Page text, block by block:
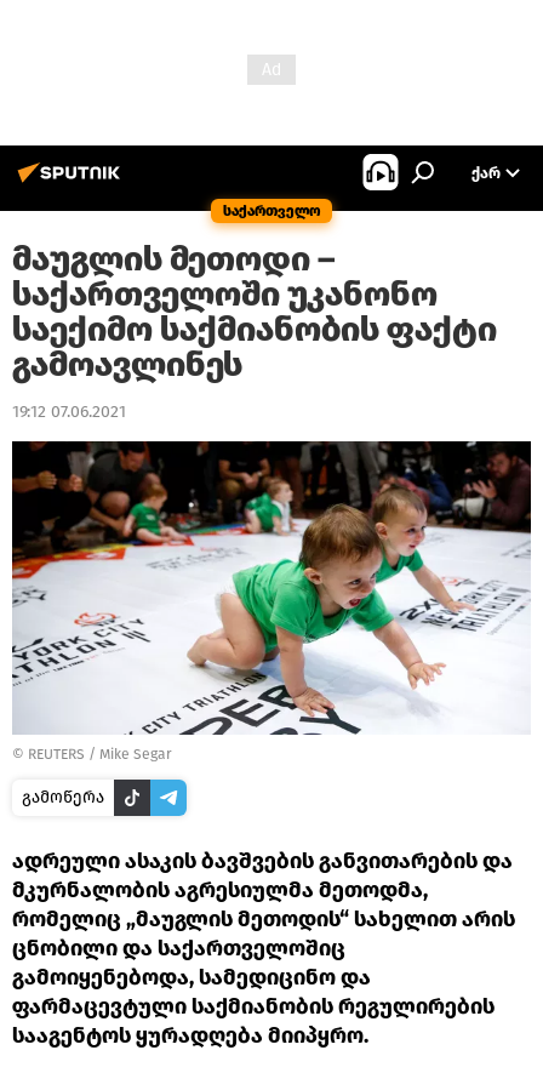
საქართველო
ᲥᲐᲠ
მაუგლის მეთოდი –
საქართველოში უკანონო
საექიმო საქმიანობის ფაქტი
გამოავლინეს
19:12 07.06.2021
© REUTERS / Mike Segar
გამოწერა
ადრეული ასაკის ბავშვების განვითარების და
მკურნალობის აგრესიულმა მეთოდმა,
რომელიც „მაუგლის მეთოდის“ სახელით არის
ცნობილი და საქართველოშიც
გამოიყენებოდა, სამედიცინო და
ფარმაცევტული საქმიანობის რეგულირების
სააგენტოს ყურადღება მიიპყრო.